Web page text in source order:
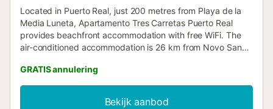
Located in Puerto Real, just 200 metres from Playa de la
Media Luneta, Apartamento Tres Carretas Puerto Real
provides beachfront accommodation with free WiFi. The
air-conditioned accommodation is 26 km from Novo Sancti
GRATIS annulering
Bekijk aanbod